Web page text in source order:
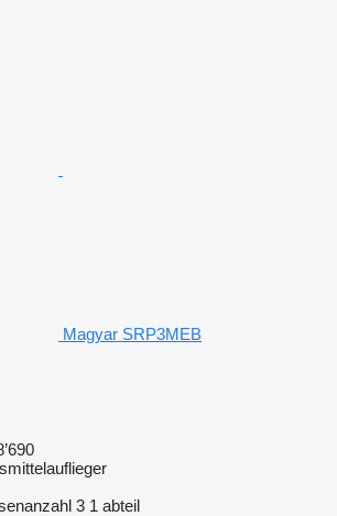
Magyar SRP3MEB
3 1 abteil